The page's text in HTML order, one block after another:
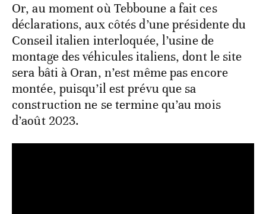
Or, au moment où Tebboune a fait ces
déclarations, aux côtés d’une présidente du
Conseil italien interloquée, l’usine de
montage des véhicules italiens, dont le site
sera bâti à Oran, n’est même pas encore
montée, puisqu’il est prévu que sa
construction ne se termine qu’au mois
d’août 2023.